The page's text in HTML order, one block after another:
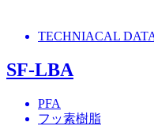
TECHNIACAL
SF-LBA
PFA
フッ素樹脂